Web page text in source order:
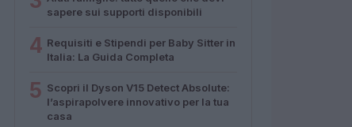
sapere sui supporti disponibili
4 Requisiti e Stipendi per Baby Sitter in
Italia: La Guida Completa
5 Scopri il Dyson V15 Detect Absolute:
l’aspirapolvere innovativo per la tua
casa